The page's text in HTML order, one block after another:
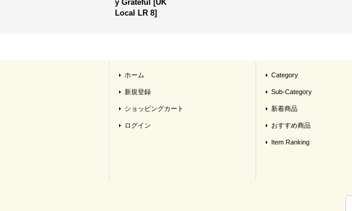
y Grateful
[UK
Local LR 8]
ホーム
新規登録
ショッピングカート
ログイン
Category
Sub-Category
新着商品
おすすめ商品
Item Ranking